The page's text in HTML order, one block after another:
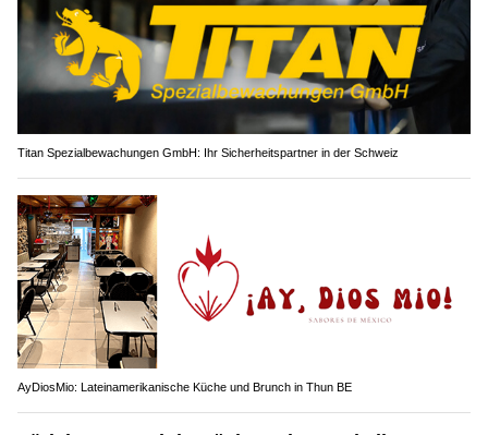
Titan Spezialbewachungen GmbH: Ihr Sicherheitspartner in der Schweiz
AyDiosMio: Lateinamerikanische Küche und Brunch in Thun BE